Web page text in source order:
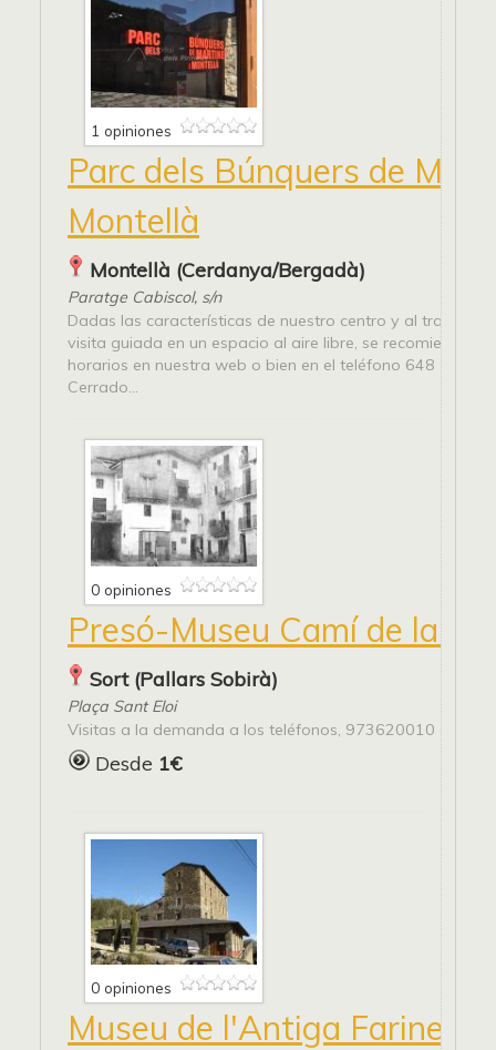
1 opiniones
Parc dels Búnquers de
Montellà
Montellà (Cerdanya/Bergadà)
Paratge Cabiscol, s/n
Dadas las características de nuestro centro y al tratarse
visita guiada en un espacio al aire libre, se recomienda
horarios en nuestra web o bien en el teléfono 648 14 10
Cerrado...
0 opiniones
Presó-Museu Camí de la
Sort (Pallars Sobirà)
Plaça Sant Eloi
Visitas a la demanda a los teléfonos, 973620010 o
Desde 1€
0 opiniones
Museu de l'Antiga Farinera